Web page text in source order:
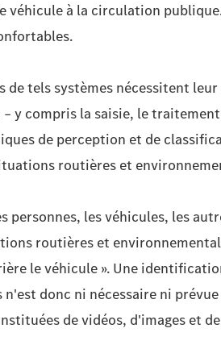
à la circulation
de tels systèmes nécessitent
y compris la saisie, le
de perception et de
routières et
personnes, les véhicules, les
routières et
le véhicule ». Une
donc ni nécessaire ni
de vidéos, d'images